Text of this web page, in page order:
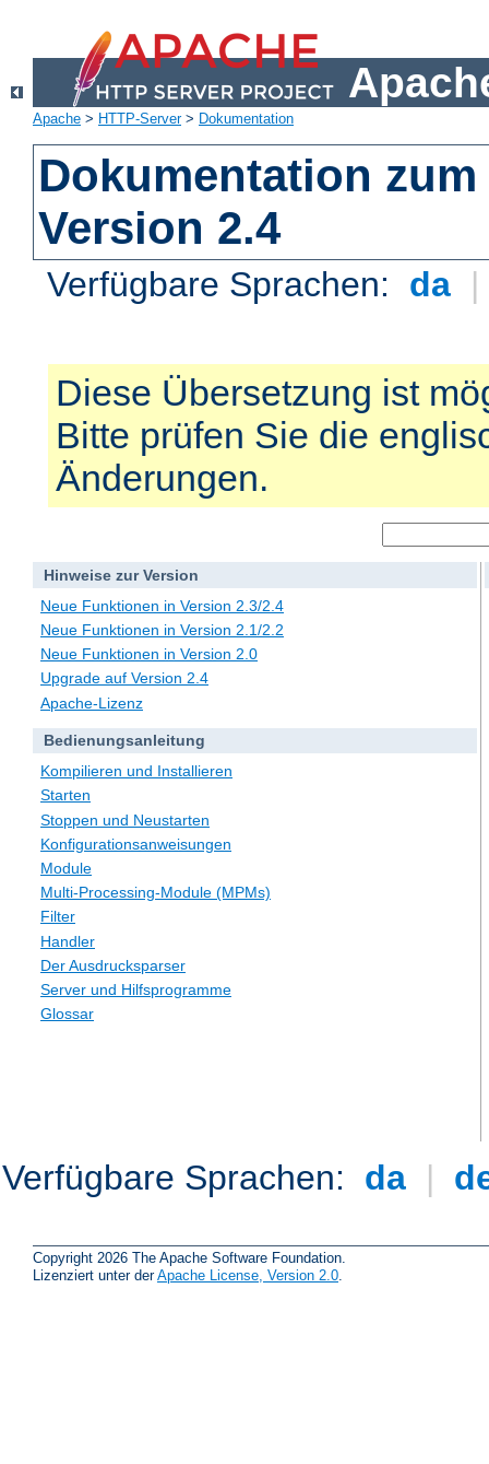
Apache > HTTP-Server> Dokumentation
Dokumentation zum
Version 2.4
Verfügbare Sprachen: da |
Diese Übersetzung ist
Bitte prüfen Sie die
Änderungen.
Hinweise zur Version
Neue Funktionen in Version 2.3/2.4
Neue Funktionen in Version 2.1/2.2
Neue Funktionen in Version 2.0
Upgrade auf Version 2.4
Apache-Lizenz
Bedienungsanleitung
Kompilieren und Installieren
Starten
Stoppen und Neustarten
Konfigurationsanweisungen
Module
Multi-Processing-Module (MPMs)
Filter
Handler
Der Ausdrucksparser
Server und Hilfsprogramme
Glossar
Verfügbare Sprachen: da |
Copyright 2026 The Apache Software Foundation.
Lizenziert unter derApache License, Version 2.0